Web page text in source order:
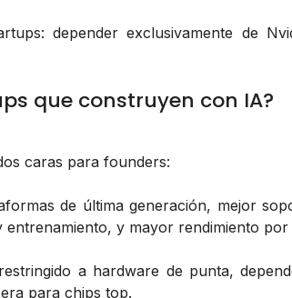
depender exclusivamente de
que construyen con IA?
caras para founders:
de última generación, mejor
y mayor rendimiento
a hardware de punta,
para chips top.